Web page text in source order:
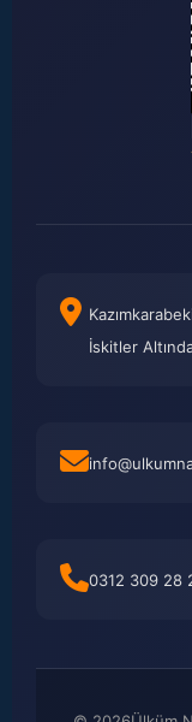
İskitler
0312 309 28